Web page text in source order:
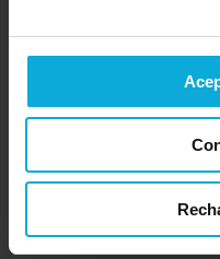
Opiniones de
Opinión de: María
¿Qué te ha gustado
informática
Opinión realizada en: 08/